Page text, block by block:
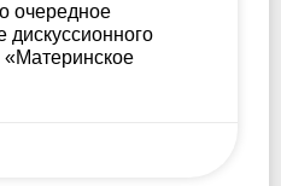
очередное
дискуссионного
«Материнское